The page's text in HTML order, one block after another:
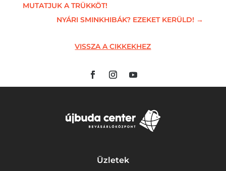
MUTATJUK A TRÜKKÖT!
NYÁRI SMINKHIBÁK? EZEKET KERÜLD! →
VISSZA A CIKKEKHEZ
Üzletek